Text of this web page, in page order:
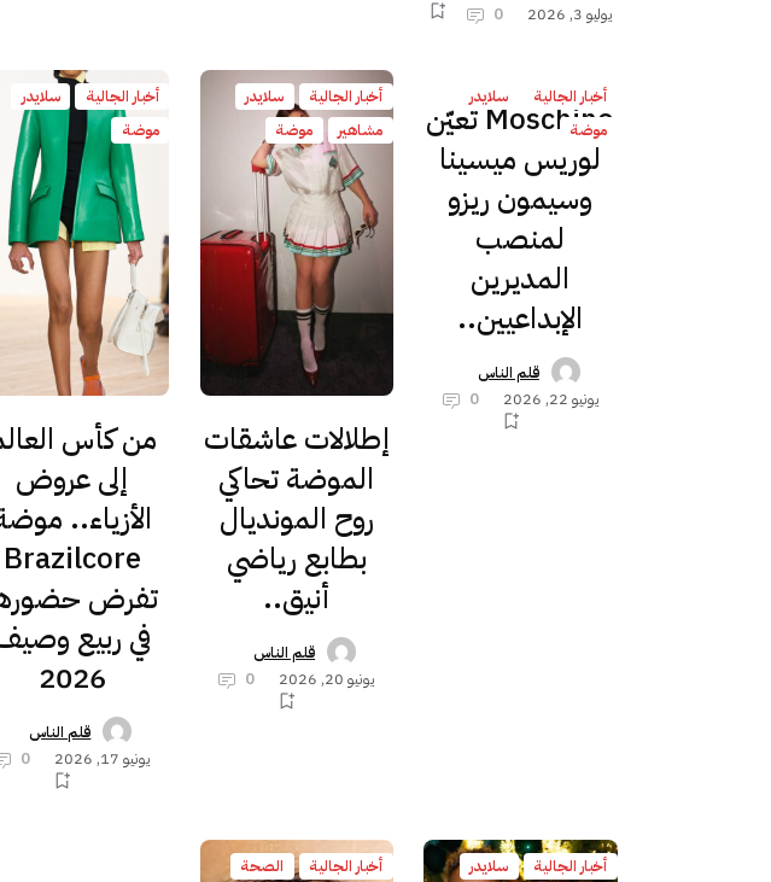
يوليو 3, 2026
0
أخبار الجالية
سلايدر
موضة
Moschino‏ ‏تعيّن
لوريس ميسينا
وسيمون ريزو
لمنصب
المديرين
الإبداعيين..
قلم الناس
يونيو 22, 2026
0
أخبار الجالية
سلايدر
مشاهير
موضة
إطلالات عاشقات
الموضة تحاكي
روح المونديال
بطابع رياضي
أنيق..
قلم الناس
يونيو 20, 2026
0
أخبار الجالية
سلايدر
موضة
من كأس
إلى عروض
الأزياء..
تفرض
في ربيع
2026‏
قلم الناس
يونيو 17, 2026
0
أخبار الجالية
سلايدر
أخبار الجالية
الصحة